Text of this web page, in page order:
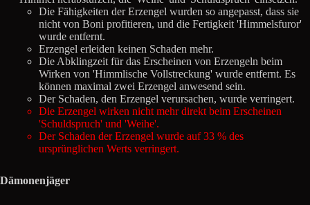
Die Fähigkeiten der Erzengel wurden so angepasst, dass sie
nicht von Boni profitieren, und die Fertigkeit 'Himmelsfuror'
wurde entfernt.
Erzengel erleiden keinen Schaden mehr.
Die Abklingzeit für das Erscheinen von Erzengeln beim
Wirken von 'Himmlische Vollstreckung' wurde entfernt. Es
können maximal zwei Erzengel anwesend sein.
Der Schaden, den Erzengel verursachen, wurde verringert.
Die Erzengel wirken nicht mehr direkt beim Erscheinen
'Schuldspruch' und 'Weihe'.
Der Schaden der Erzengel wurde auf 33 % des
ursprünglichen Werts verringert.
Dämonenjäger